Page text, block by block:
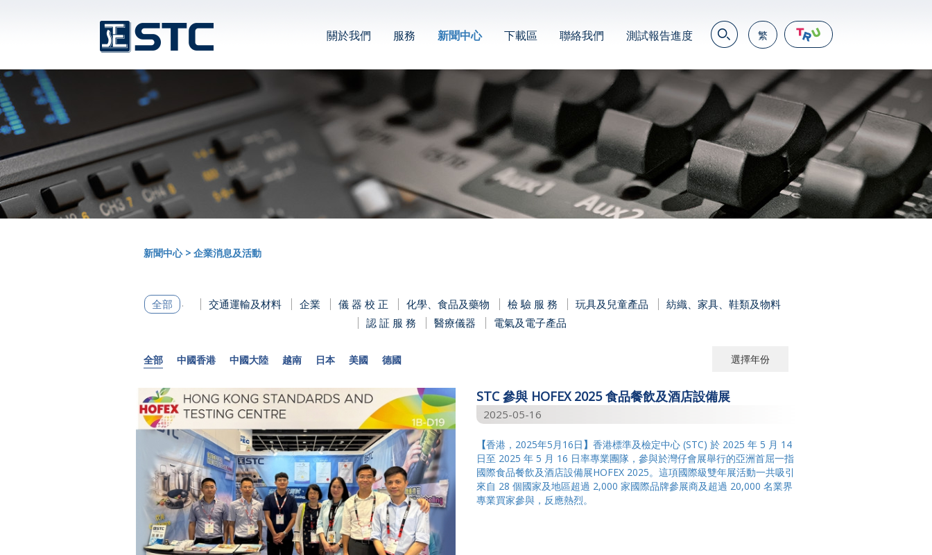
繁
繁
简
JP
DE
關於我們 服務 新聞中心 下載區 聯絡我們 測試報告進度
新聞中心 > 企業消息及活動
全部 交通運輸及材料 企業 儀 器 校 正 化學、食品及藥物 檢 驗 服 務 玩具及兒童產品
紡織、家具、鞋類及物料
認 証 服 務
醫療儀器 電氣及電子產品
全部 中國香港 中國大陸 越南 日本 美國 德國
選擇年份
2024
2023
STC 參與 HOFEX 2025 食品餐飲及酒店設備展
2025-05-16
【香港，2025年5月16日】 香港標準及檢定中心 (STC) 於 2025 年 5 月 14
日至 2025 年 5 月 16 日率專業團隊，參與於灣仔會展舉行的亞洲首屈一指
國際食品餐飲及酒店設備展HOFEX 2025。這項國際級雙年展活動一共吸引
來自 28 個國家及地區超過 2,000 家國際品牌參展商及超過 20,000 名業界
專業買家參與，反應熱烈。